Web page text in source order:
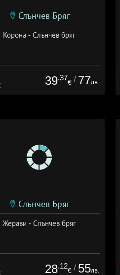
Слънчев Бряг
Корона - Слънчев бряг
39.37
€ / 77лв.
Слънчев Бряг
Жерави - Слънчев бряг
28.12
€ / 55лв.